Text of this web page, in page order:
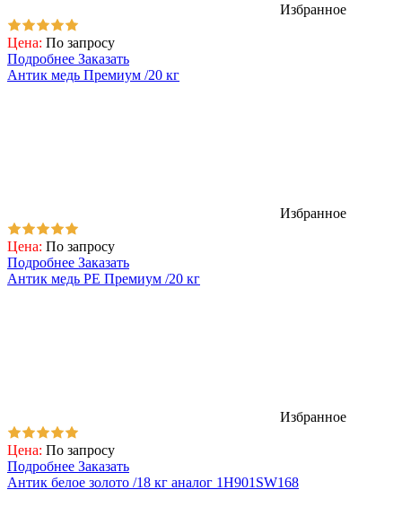
Избранное
Цена: По запросу
Подробнее Заказать
Антик медь Премиум /20 кг
Избранное
Цена: По запросу
Подробнее Заказать
Антик медь PE Премиум /20 кг
Избранное
Цена: По запросу
Подробнее Заказать
Антик белое золото /18 кг аналог 1H901SW168